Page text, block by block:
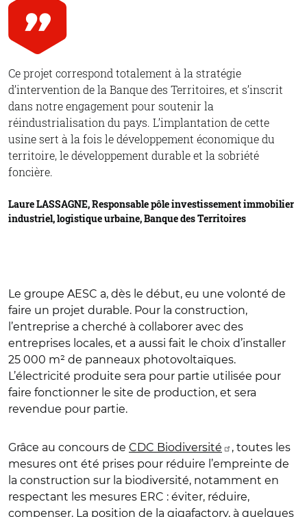
Ce projet correspond totalement à la stratégie
d’intervention de la Banque des Territoires, et s’inscrit
dans notre engagement pour soutenir la
réindustrialisation du pays. L’implantation de cette
usine sert à la fois le développement économique du
territoire, le développement durable et la sobriété
foncière.
Laure LASSAGNE, Responsable pôle investissement immobilier
industriel, logistique urbaine, Banque des Territoires
Le groupe AESC a, dès le début, eu une volonté de
faire un projet durable. Pour la construction,
l’entreprise a cherché à collaborer avec des
entreprises locales, et a aussi fait le choix d’installer
25 000 m² de panneaux photovoltaïques.
L’électricité produite sera pour partie utilisée pour
faire fonctionner le site de production, et sera
revendue pour partie.
Grâce au concours de CDC Biodiversité
, toutes les
mesures ont été prises pour réduire l’empreinte de
la construction sur la biodiversité, notamment en
respectant les mesures ERC : éviter, réduire,
compenser. La position de la gigafactory, à quelques